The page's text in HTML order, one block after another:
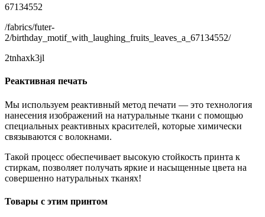
67134552
/fabrics/futer-
2/birthday_motif_with_laughing_fruits_leaves_a_67134552/
2tnhaxk3jl
Реактивная печать
Мы используем реактивный метод печати — это технология
нанесения изображений на натуральные ткани с помощью
специальных реактивных красителей, которые химически
связываются с волокнами.
Такой процесс обеспечивает высокую стойкость принта к
стиркам, позволяет получать яркие и насыщенные цвета на
совершенно натуральных тканях!
Товары с этим принтом